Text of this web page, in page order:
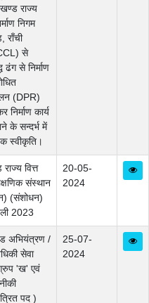
राज्य
निगम
राँची
से
ढंग से निर्माण
(DPR)
निर्माण कार्य
के सन्दर्भ में
स्वीकृति।
वित्त
संस्थान
(संशोधन)
2023
20-05-
2024
अभियंत्रण /
सेवा
'ख' एवं
पद )
25-07-
2024